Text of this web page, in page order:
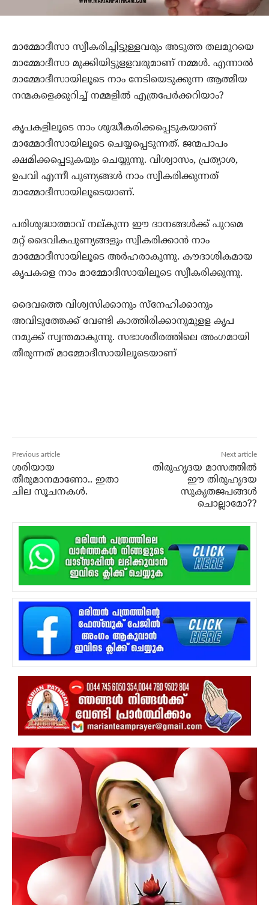
മാമ്മോദീസാ സ്വീകരിച്ചിട്ടുള്ളവരും അടുത്ത തലമുറയെ
മാമ്മോദീസാ മുക്കിയിട്ടുളളവരുമാണ് നമ്മള്‍. എന്നാല്‍
മാമ്മോദീസായിലൂടെ നാം നേടിയെടുക്കുന്ന ആത്മീയ
നന്മകളെക്കുറിച്ച് നമ്മളില്‍ എത്രപേര്‍ക്കറിയാം?
കൃപകളിലൂടെ നാം ശുദ്ധീകരിക്കപ്പെടുകയാണ്
മാമ്മോദീസായിലൂടെ ചെയ്യപ്പെടുന്നത്. ജന്മപാപം
ക്ഷമിക്കപ്പെടുകയും ചെയ്യുന്നു. വിശ്വാസം, പ്രത്യാശ,
ഉപവി എന്നീ പുണ്യങ്ങള്‍ നാം സ്വീകരിക്കുന്നത്
മാമ്മോദീസായിലൂടെയാണ്.
പരിശുദ്ധാത്മാവ് നല്കുന്ന ഈ ദാനങ്ങള്‍ക്ക് പുറമെ
മറ്റ് ദൈവികപുണ്യങ്ങളും സ്വീകരിക്കാന്‍ നാം
മാമ്മോദീസായിലൂടെ അര്‍ഹരാകുന്നു. കൗദാശികമായ
കൃപകളെ നാം മാമ്മോദീസായിലൂടെ സ്വീകരിക്കുന്നു.
ദൈവത്തെ വിശ്വസിക്കാനും സ്‌നേഹിക്കാനും
അവിടുത്തേക്ക് വേണ്ടി കാത്തിരിക്കാനുമുളള കൃപ
നമുക്ക് സ്വന്തമാകുന്നു. സഭാശരീരത്തിലെ അംഗമായി
തീരുന്നത് മാമ്മോദീസായിലൂടെയാണ്‌
Previous article
ശരിയായ
തീരുമാനമാണോ.. ഇതാ
ചില സൂചനകള്‍.
Next article
തിരുഹൃദയ മാസത്തില്‍
ഈ തിരുഹൃദയ
സുകൃതജപങ്ങള്‍
ചൊല്ലാമോ??